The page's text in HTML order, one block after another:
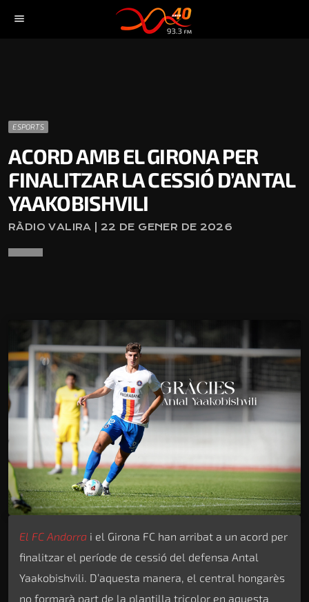
menu
ESPORTS
ACORD AMB EL GIRONA PER
FINALITZAR LA CESSIÓ D’ANTAL
YAAKOBISHVILI
RÀDIO VALIRA | 22 DE GENER DE 2026
El FC Andorra i el Girona FC han arribat a un acord per
finalitzar el període de cessió del defensa Antal
Yaakobishvili. D’aquesta manera, el central hongarès
no formarà part de la plantilla tricolor en aquesta